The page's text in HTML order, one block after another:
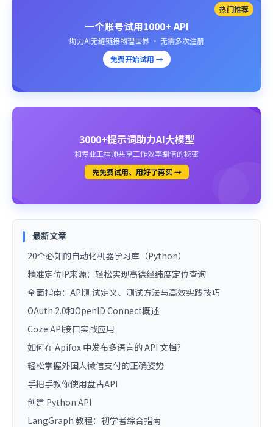
热门推荐
一个账号试用1000+ API
助力AI无缝链接物理世界 · 无需多次注册
免费开始试用 →
3000+提示词助力AI大模型
和专业工程师共享工作效率翻倍的秘密
先免费试用、用好了再买 →
最新文章
20个必知的自动化机器学习库（Python）
精准定位IP来源：轻松实现高德经纬度定位查询
全面指南：API测试定义、测试方法与高效实践技巧
OAuth 2.0和OpenID Connect概述
Coze API接口实战应用
如何在 Apifox 中发布多语言的 API 文档？
轻松掌握外国人微信支付的正确姿势
手把手教你使用盘古API
创建 Python API
LangGraph 教程：初学者综合指南